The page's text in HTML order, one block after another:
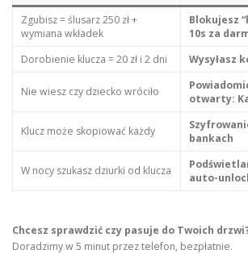
Zgubisz = ślusarz 250 zł +
wymiana wkładek
Blokujesz
10s za
Dorobienie klucza = 20 zł i 2 dni
Wysyłasz
Nie wiesz czy dziecko wróciło
otwarty:
Klucz może skopiować każdy
bankach
W nocy szukasz dziurki od klucza
auto-
Chcesz sprawdzić czy pasuje do Twoich
Doradzimy w 5 minut przez telefon, bezpłatnie.